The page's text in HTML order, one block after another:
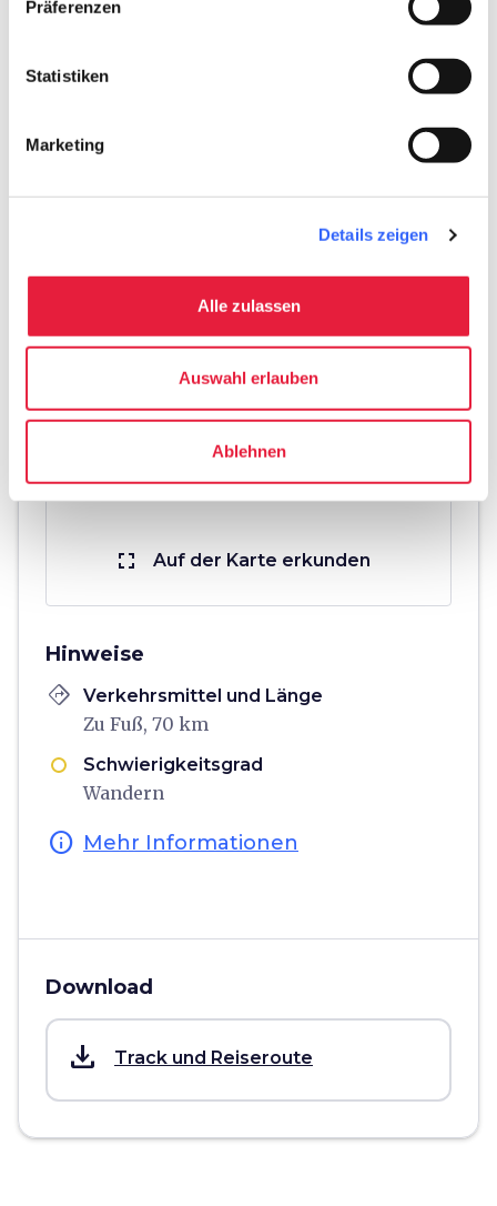
Präferenzen
Statistiken
Marketing
Details zeigen
Alle zulassen
Auswahl erlauben
Ablehnen
Für weitere Informationen besuchen Sie die
fullscreen Auf der Karte erkunden
Hinweise
directions Verkehrsmittel und Länge
Zu Fuß, 70 km
Schwierigkeitsgrad
Wandern
info Mehr Informationen
Download
save_alt Track und Reiseroute